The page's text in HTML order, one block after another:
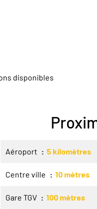
disponibles
Aéroport 5 kilomètres
Centre ville 10 mètres
Gare TGV 100 mètres